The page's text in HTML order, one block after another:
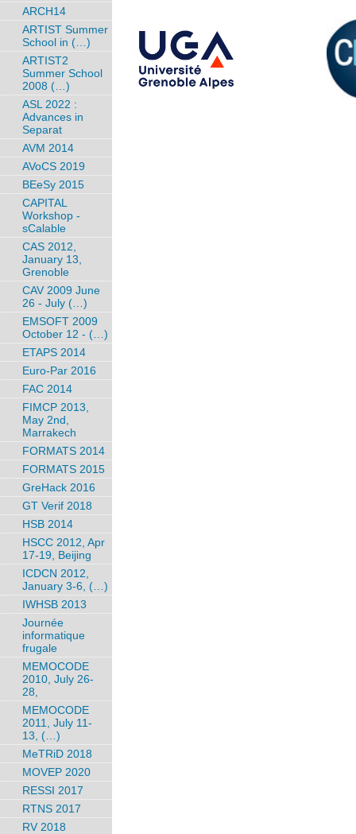
ARCH14
ARTIST Summer
School in (…)
ARTIST2
Summer School
2008 (…)
ASL 2022 :
Advances in
Separat
AVM 2014
AVoCS 2019
BEeSy 2015
CAPITAL
Workshop -
sCalable
CAS 2012,
January 13,
Grenoble
CAV 2009 June
26 - July (…)
EMSOFT 2009
October 12 - (…)
ETAPS 2014
Euro-Par 2016
FAC 2014
FIMCP 2013,
May 2nd,
Marrakech
FORMATS 2014
FORMATS 2015
GreHack 2016
GT Verif 2018
HSB 2014
HSCC 2012, Apr
17-19, Beijing
ICDCN 2012,
January 3-6, (…)
IWHSB 2013
Journée
informatique
frugale
MEMOCODE
2010, July 26-
28,
MEMOCODE
2011, July 11-
13, (…)
MeTRiD 2018
MOVEP 2020
RESSI 2017
RTNS 2017
RV 2018